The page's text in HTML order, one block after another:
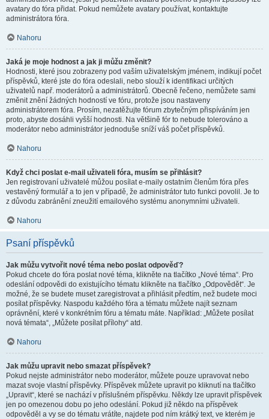
avatary do fóra přidat. Pokud nemůžete avatary používat, kontaktujte
administrátora fóra.
Nahoru
Jaká je moje hodnost a jak ji můžu změnit?
Hodnosti, které jsou zobrazeny pod vaším uživatelským jménem, indikují počet
příspěvků, které jste do fóra odeslali, nebo slouží k identifikaci určitých
uživatelů např. moderátorů a administrátorů. Obecně řečeno, nemůžete sami
změnit znění žádných hodností ve fóru, protože jsou nastaveny
administrátorem fóra. Prosím, nezatěžujte fórum zbytečným přispíváním jen
proto, abyste dosáhli vyšší hodnosti. Na většině fór to nebude tolerováno a
moderátor nebo administrátor jednoduše sníží váš počet příspěvků.
Nahoru
Když chci poslat e-mail uživateli fóra, musím se přihlásit?
Jen registrovaní uživatelé můžou posílat e-maily ostatním členům fóra přes
vestavěný formulář a to jen v případě, že administrátor tuto funkci povolil. Je to
z důvodu zabránění zneužití emailového systému anonymními uživateli.
Nahoru
Psaní příspěvků
Jak můžu vytvořit nové téma nebo poslat odpověď?
Pokud chcete do fóra poslat nové téma, klikněte na tlačítko „Nové téma“. Pro
odeslání odpovědi do existujícího tématu klikněte na tlačítko „Odpovědět“. Je
možné, že se budete muset zaregistrovat a přihlásit předtím, než budete moci
posílat příspěvky. Naspodu každého fóra a tématu můžete najít seznam
oprávnění, které v konkrétním fóru a tématu máte. Například: „Můžete posílat
nová témata“, „Můžete posílat přílohy“ atd.
Nahoru
Jak můžu upravit nebo smazat příspěvek?
Pokud nejste administrátor nebo moderátor, můžete pouze upravovat nebo
mazat svoje vlastní příspěvky. Příspěvek můžete upravit po kliknutí na tlačítko
„Upravit“, které se nachází v příslušném příspěvku. Někdy lze upravit příspěvek
jen po omezenou dobu po jeho odeslání. Pokud již někdo na příspěvek
odpověděl a vy se do tématu vrátíte, najdete pod ním krátký text, ve kterém je